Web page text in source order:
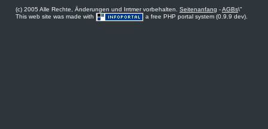
(c) 2005 Alle Rechte, Änderungen und Irrtmer vorbehalten. Seitenanfang -AGBs\"
This web site was made with
a free PHP portal system (0.9.9 dev).